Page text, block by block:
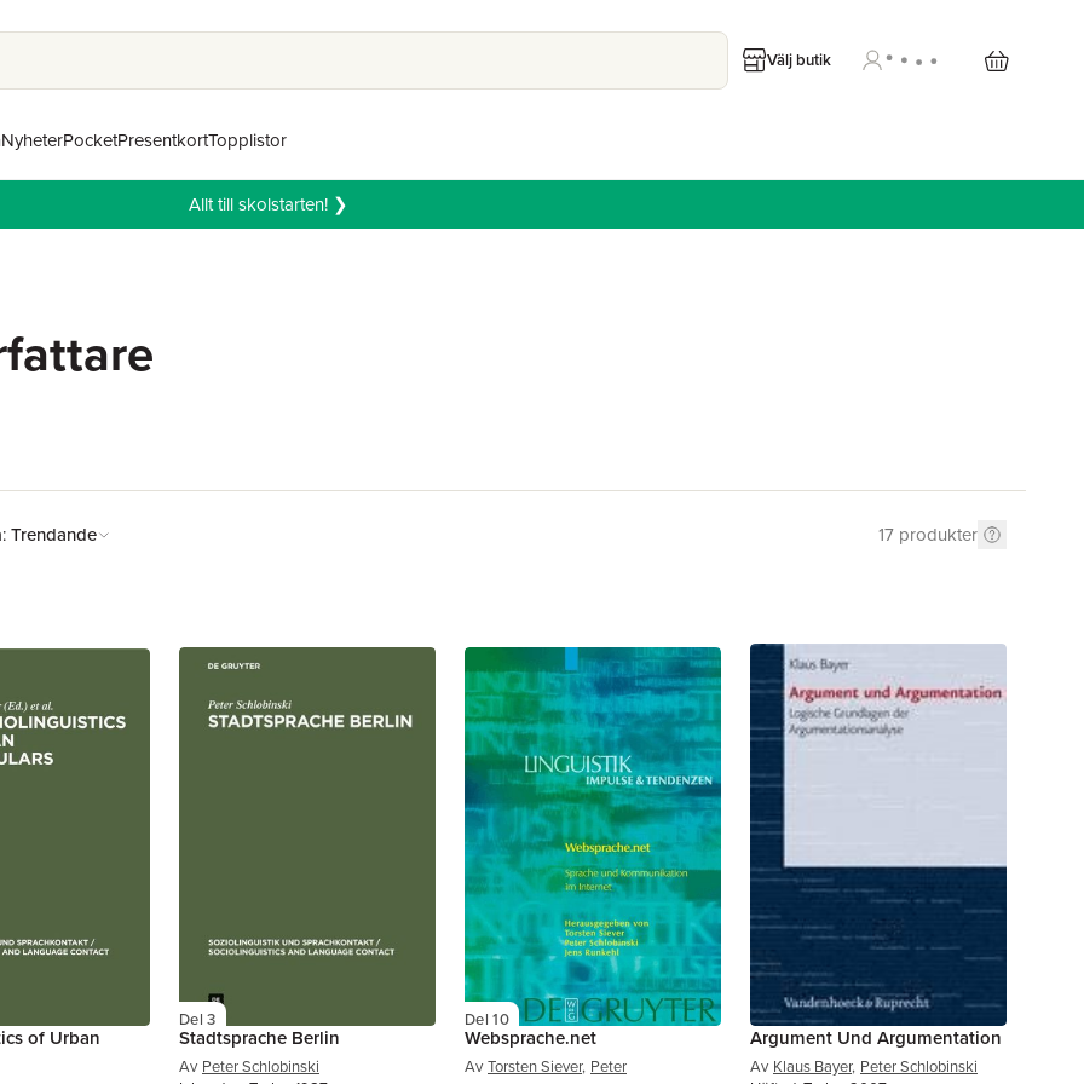
Välj butik
NyheterPocketPresentkortTopplistor
Allt till skolstarten! ❯
Trendande 17 produkter
of Urban
Del 3
Stadtsprache Berlin
Av Peter Schlobinski
Del 10
Websprache.net
Av Torsten Siever, Peter
Argument Und Argumentation
Av Klaus Bayer, Peter Schlobinski